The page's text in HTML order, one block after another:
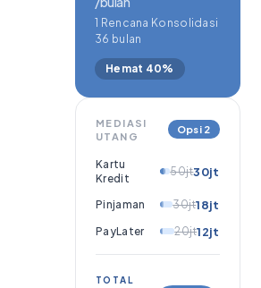
1 Rencana Konsolidasi
36 bulan
Hemat 40%
MEDIASI
UTANG
Opsi 2
Kartu
Kredit
50jt30jt
Pinjaman 30jt18jt
PayLater 20jt12jt
TOTAL